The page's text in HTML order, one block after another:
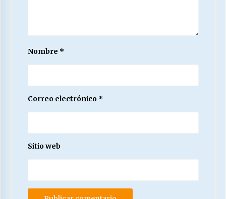
Nombre *
Correo electrónico *
Sitio web